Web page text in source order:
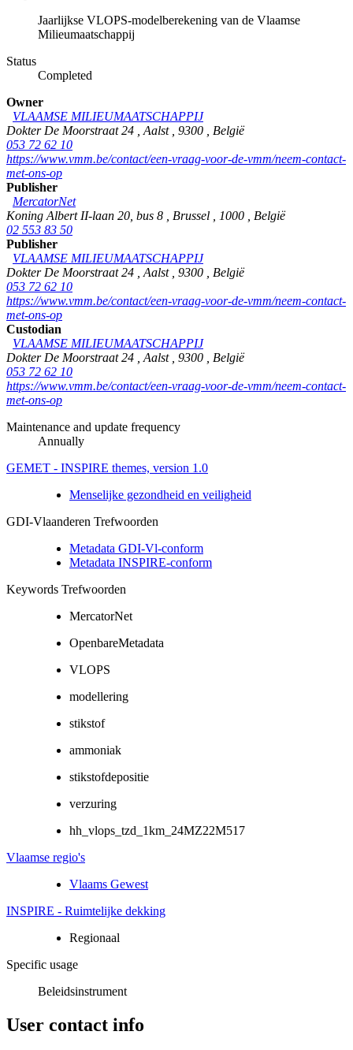
Jaarlijkse VLOPS-modelberekening van de Vlaamse
Milieumaatschappij
Status
Completed
Owner
VLAAMSE MILIEUMAATSCHAPPIJ
Dokter De Moorstraat 24
Aalst 9300
België
053 72 62 10
https://www.vmm.be/contact/een-vraag-voor-de-vmm/neem-contact-
met-ons-op
Publisher
MercatorNet
Koning Albert II-laan 20, bus 8
Brussel 1000
België
02 553 83 50
Publisher
VLAAMSE MILIEUMAATSCHAPPIJ
Dokter De Moorstraat 24
Aalst 9300
België
053 72 62 10
https://www.vmm.be/contact/een-vraag-voor-de-vmm/neem-contact-
met-ons-op
Custodian
VLAAMSE MILIEUMAATSCHAPPIJ
Dokter De Moorstraat 24
Aalst 9300
België
053 72 62 10
https://www.vmm.be/contact/een-vraag-voor-de-vmm/neem-contact-
met-ons-op
Maintenance and update frequency
Annually
GEMET - INSPIRE themes, version 1.0
Menselijke gezondheid en veiligheid
GDI-Vlaanderen Trefwoorden
Metadata GDI-Vl-conform
Metadata INSPIRE-conform
Keywords Trefwoorden
MercatorNet
OpenbareMetadata
VLOPS
modellering
stikstof
ammoniak
stikstofdepositie
verzuring
hh_vlops_tzd_1km_24MZ22M517
Vlaamse regio's
Vlaams Gewest
INSPIRE - Ruimtelijke dekking
Regionaal
Specific usage
Beleidsinstrument
User contact info